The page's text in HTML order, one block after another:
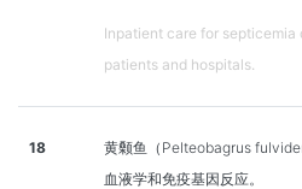
Inpatient care for septicemia
patients and hospitals.
18
黄颡鱼（Pelteobagrus
血液学和免疫基因反应。